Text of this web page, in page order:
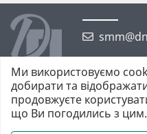
©2026 https://dnpr.com.ua
Ми використовуємо
добирати та
продовжуєте
що Ви погодились з цим.